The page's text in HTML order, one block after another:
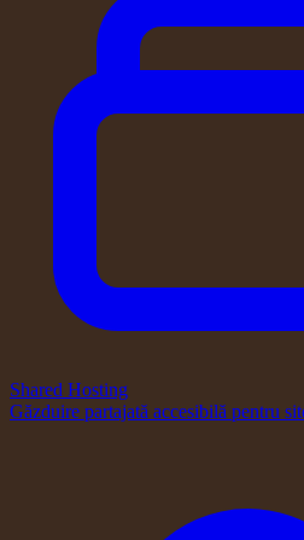
Shared Hosting
Găzduire partajată accesibilă pentru